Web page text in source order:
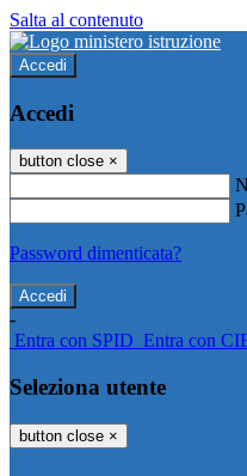
Salta al contenuto
Accedi
Accedi
button close ×
Password dimenticata?
-
Entra con SPID Entra con
Seleziona utente
button close ×